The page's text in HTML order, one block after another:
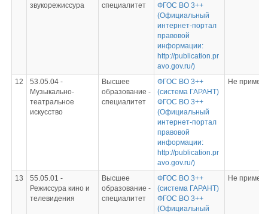
звукорежиссура
специалитет
ФГОС ВО 3++
(Официальный
интернет-портал
правовой
информации:
http://publication.pr
avo.gov.ru/)
12
53.05.04 -
Музыкально-
театральное
искусство
Высшее
образование -
специалитет
ФГОС ВО 3++
(система ГАРАНТ)
ФГОС ВО 3++
(Официальный
интернет-портал
правовой
информации:
http://publication.pr
avo.gov.ru/)
Не
13
55.05.01 -
Режиссура кино и
телевидения
Высшее
образование -
специалитет
ФГОС ВО 3++
(система ГАРАНТ)
ФГОС ВО 3++
(Официальный
Не